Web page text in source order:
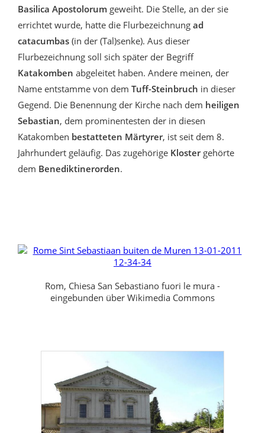
Basilica Apostolorum geweiht. Die Stelle, an der sie
errichtet wurde, hatte die Flurbezeichnung ad
catacumbas (in der (Tal)senke). Aus dieser
Flurbezeichnung soll sich später der Begriff
Katakomben abgeleitet haben. Andere meinen, der
Name entstamme von dem Tuff-Steinbruch in dieser
Gegend. Die Benennung der Kirche nach dem heiligen
Sebastian, dem prominentesten der in diesen
Katakomben bestatteten Märtyrer, ist seit dem 8.
Jahrhundert geläufig. Das zugehörige Kloster gehörte
dem Benediktinerorden.
Rom, Chiesa San Sebastiano fuori le mura -
eingebunden über Wikimedia Commons